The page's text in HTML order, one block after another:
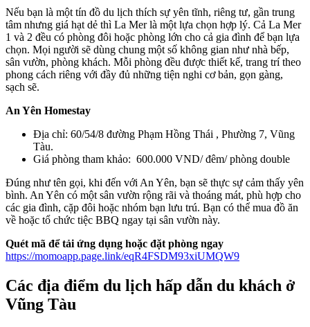
Nếu bạn là một tín đồ du lịch thích sự yên tĩnh, riêng tư, gần trung
tâm nhưng giá hạt dẻ thì La Mer là một lựa chọn hợp lý. Cả La Mer
1 và 2 đều có phòng đôi hoặc phòng lớn cho cả gia đình để bạn lựa
chọn. Mọi người sẽ dùng chung một số không gian như nhà bếp,
sân vườn, phòng khách. Mỗi phòng đều được thiết kế, trang trí theo
phong cách riêng với đầy đủ những tiện nghi cơ bản, gọn gàng,
sạch sẽ.
An Yên Homestay
Địa chỉ: 60/54/8 đường Phạm Hồng Thái , Phường 7, Vũng
Tàu.
Giá phòng tham khảo: 600.000 VND/ đêm/ phòng double
Đúng như tên gọi, khi đến với An Yên, bạn sẽ thực sự cảm thấy yên
bình. An Yên có một sân vườn rộng rãi và thoáng mát, phù hợp cho
các gia đình, cặp đôi hoặc nhóm bạn lưu trú. Bạn có thể mua đồ ăn
về hoặc tổ chức tiệc BBQ ngay tại sân vườn này.
Quét mã để tải ứng dụng hoặc đặt phòng ngay
https://momoapp.page.link/eqR4FSDM93xiUMQW9
Các địa điểm du lịch hấp dẫn du khách ở
Vũng Tàu